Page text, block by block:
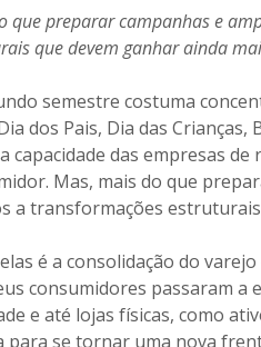
itt
er
ai
l
m
p
ar
til
h
ar
que preparar campanhas e
que devem ganhar ainda
semestre costuma
dos Pais, Dia das
capacidade das empresas
Mas, mais do que
a transformações
é a consolidação do
consumidores passaram
e até lojas físicas, como
para se tornar uma nova